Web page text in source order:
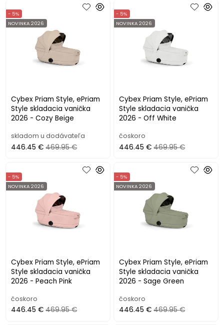
Cybex Priam Style, ePriam
Style skladacia vanička
2026 - Cozy Beige
- 5%
NOVINKA 2026
skladom u dodávateľa
446.45 € 469.95 €
Cybex Priam Style, ePriam
Style skladacia vanička
2026 - Off White
- 5%
NOVINKA 2026
čoskoro
446.45 € 469.95 €
Cybex Priam Style, ePriam
Style skladacia vanička
2026 - Peach Pink
- 5%
NOVINKA 2026
čoskoro
446.45 € 469.95 €
Cybex Priam Style, ePriam
Style skladacia vanička
2026 - Sage Green
- 5%
NOVINKA 2026
čoskoro
446.45 € 469.95 €